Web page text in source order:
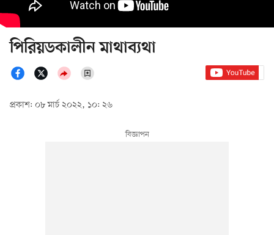
পিরিয়ডকালীন মাথাব্যথা
প্রকাশ: ০৮ মার্চ ২০২২, ১০: ২৬